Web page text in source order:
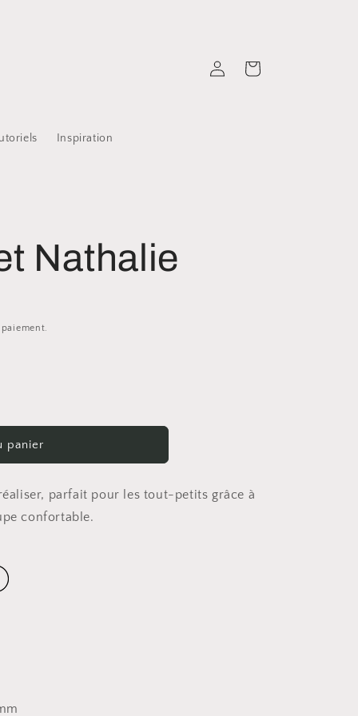
Inspiration
Connexion Panier
Nathalie
panier
parfait pour les tout-petits grâce à
confortable.